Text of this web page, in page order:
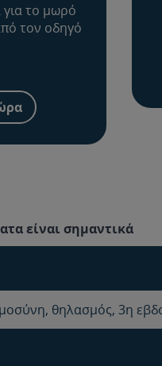
για το μωρό
τον οδηγό
είναι σημαντικά